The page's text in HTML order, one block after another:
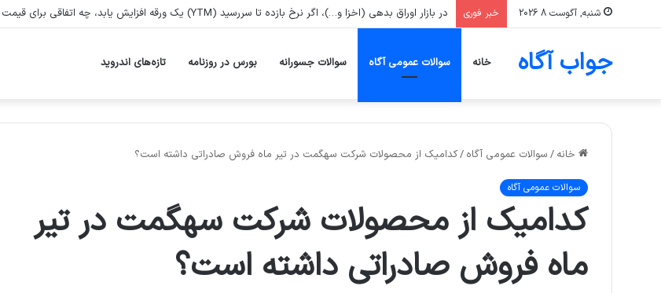
شنبه, آگوست 8 2026 خبر فوری در بازار اوراق بدهی (اخزا و…)، اگر نرخ بازده تا سررسید (YTM) یک ورقه افزایش یابد، چه اتفاقی برای قیمت بازار آن ورقه می‌افتد؟
جواب آگاه خانه سوالات عمومی آگاه سوالات جسورانه بورس در روزنامه تازه‌های اندروید
خانه / سوالات عمومی آگاه /کدامیک از محصولات شرکت سهگمت در تیر ماه فروش صادراتی داشته است؟
سوالات عمومی آگاه
کدامیک از محصولات شرکت سهگمت در تیر
ماه فروش صادراتی داشته است؟